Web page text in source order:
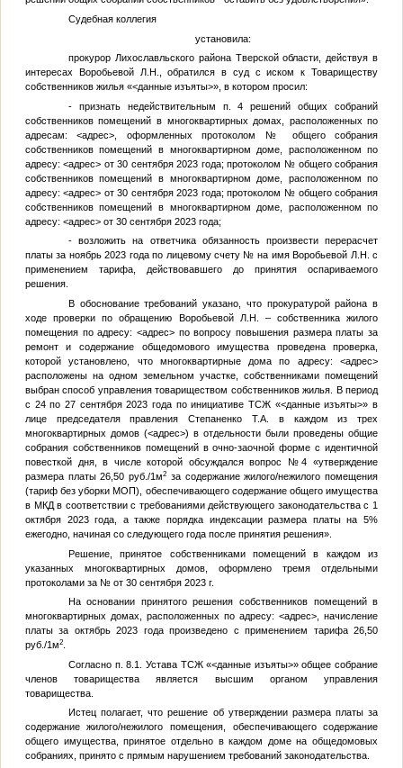
Судебная коллегия
установила:
прокурор Лихославльского района Тверской области, действуя в
интересах Воробьевой Л.Н., обратился в суд с иском к Товариществу
собственников жилья «<данные изъяты>», в котором просил:
- признать недействительным п. 4 решений общих собраний
собственников помещений в многоквартирных домах, расположенных по
адресам:<адрес> , оформленных протоколом №
общего собрания
собственников помещений в многоквартирном доме, расположенном по
адресу:<адрес> от 30 сентября 2023 года; протоколом № общего собрания
собственников помещений в многоквартирном доме, расположенном по
адресу:<адрес> от 30 сентября 2023 года; протоколом № общего собрания
собственников помещений в многоквартирном доме, расположенном по
адресу: <адрес>от 30 сентября 2023 года;
- возложить на ответчика обязанность произвести перерасчет
платы за ноябрь 2023 года по лицевому счету № на имя Воробьевой Л.Н. с
применением тарифа, действовавшего до принятия оспариваемого
решения.
В обоснование требований указано, что прокуратурой района в
ходе проверки по обращению Воробьевой Л.Н. – собственника жилого
помещения по адресу: <адрес> по вопросу повышения размера платы за
ремонт и содержание общедомового имущества проведена проверка,
которой установлено, что многоквартирные дома по адресу:<адрес>
расположены на одном земельном участке, собственниками помещений
выбран способ управления товариществом собственников жилья. В период
с 24 по 27 сентября 2023 года по инициативе ТСЖ «<данные изъяты>» в
лице председателя правления Степаненко Т.А. в каждом из трех
многоквартирных домов (<адрес>) в отдельности были проведены общие
собрания собственников помещений в очно-заочной форме с идентичной
повесткой дня, в числе которой обсуждался вопрос №4 «утверждение
размера платы 26,50 руб./1м2 за содержание жилого/нежилого помещения
(тариф без уборки МОП), обеспечивающего содержание общего имущества
в МКД в соответствии с требованиями действующего законодательства с 1
октября 2023 года, а также порядка индексации размера платы на 5%
ежегодно, начиная со следующего года после принятия решения».
Решение, принятое собственниками помещений в каждом из
указанных многоквартирных домов, оформлено тремя отдельными
протоколами за №от 30 сентября 2023 г.
На основании принятого решения собственников помещений в
многоквартирных домах, расположенных по адресу:<адрес> , начисление
платы за октябрь 2023 года произведено с применением тарифа 26,50
руб./1м2.
Согласно п. 8.1. Устава ТСЖ «<данные изъяты>» общее собрание
членов товарищества является высшим органом управления
товарищества.
Истец полагает, что решение об утверждении размера платы за
содержание жилого/нежилого помещения, обеспечивающего содержание
общего имущества, принятое отдельно в каждом доме на общедомовых
собраниях, принято с прямым нарушением требований законодательства.